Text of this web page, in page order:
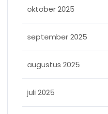
oktober 2025
september 2025
augustus 2025
juli 2025